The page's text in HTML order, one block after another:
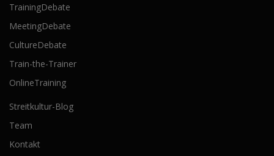
TrainingDebate
MeetingDebate
CultureDebate
Train-the-Trainer
OnlineTraining
Streitkultur-Blog
Team
Kontakt